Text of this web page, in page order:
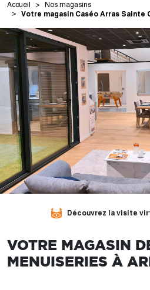
Accueil Nos magasins
Votre magasin Caséo Arras Sainte
Découvrez la visite
VOTRE MAGASIN
MENUISERIES À